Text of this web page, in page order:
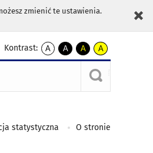
zmienić te ustawienia.
Kontrast:
A
kontrast
A
kontrast
czarnym
A
kontrast
żółty
tekst
czarnym
A
kontrast
czarny
tekst
żółtym
statystyczna O stronie